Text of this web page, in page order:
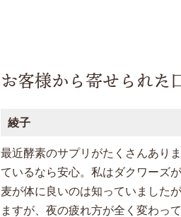
お客様から寄せられた
綾子
最近酵素のサプリがたくさんあり
ているなら安心。私はダクワーズ
麦が体に良いのは知っていました
ますが、夜の疲れ方が全く変わっ